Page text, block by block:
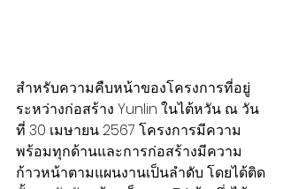
สำหรับความคืบหน้าของโครงการที่อยู่
ระหว่างก่อสร้าง Yunlin ในไต้หวัน ณ วัน
ที่ 30 เมษายน 2567 โครงการมีความ
พร้อมทุกด้านและการก่อสร้างมีความ
ก้าวหน้าตามแผนงานเป็นลำดับ โดยได้ติด